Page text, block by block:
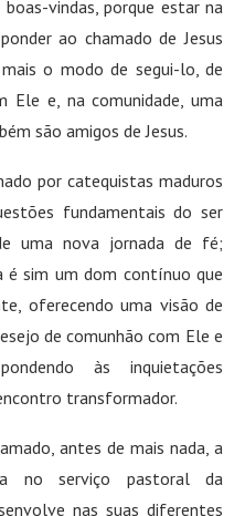
vindas, porque estar na
ao chamado de Jesus
o modo de segui-lo, de
Ele e, na comunidade, uma
são amigos de Jesus.
por catequistas maduros
fundamentais do ser
uma nova jornada de fé;
é sim um dom contínuo que
oferecendo uma visão de
de comunhão com Ele e
às inquietações
transformador.
antes de mais nada, a
no serviço pastoral da
nas suas diferentes